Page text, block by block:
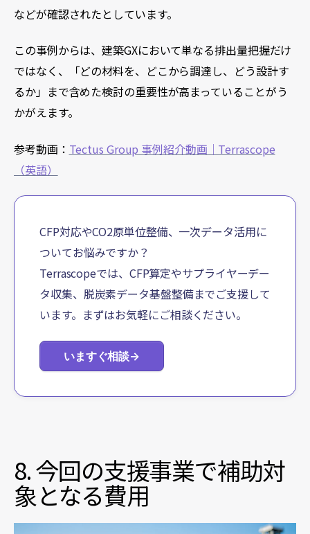
などが確認されたとしています。
この事例からは、建築GXにおいて単なる排出量把握だけ
ではなく、「どの材料を、どこから調達し、どう設計す
るか」まで含めた検討の重要性が高まっていることがう
かがえます。
参考動画： Tectus Group 事例紹介動画｜Terrascope
（英語）
CFP対応やCO2原単位整備、一次データ活用に
ついてお悩みですか？
Terrascopeでは、CFP算定やサプライヤーデー
タ収集、脱炭素データ基盤整備までご支援して
います。まずはお気軽にご相談ください。
いますぐ相談→
8. 今回の支援事業で補助対
象となる費用